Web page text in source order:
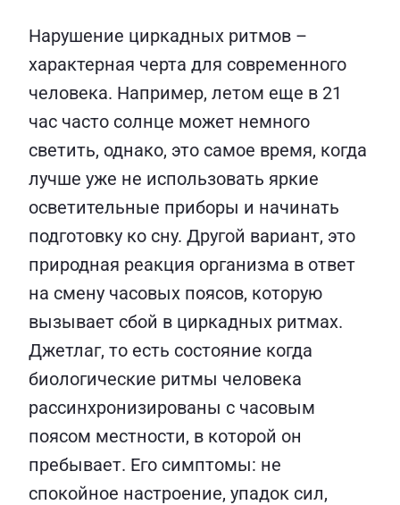
Нарушение циркадных ритмов –
характерная черта для современного
человека. Например, летом еще в 21
час часто солнце может немного
светить, однако, это самое время, когда
лучше уже не использовать яркие
осветительные приборы и начинать
подготовку ко сну. Другой вариант, это
природная реакция организма в ответ
на смену часовых поясов, которую
вызывает сбой в циркадных ритмах.
Джетлаг, то есть состояние когда
биологические ритмы человека
рассинхронизированы с часовым
поясом местности, в которой он
пребывает. Его симптомы: не
спокойное настроение, упадок сил,